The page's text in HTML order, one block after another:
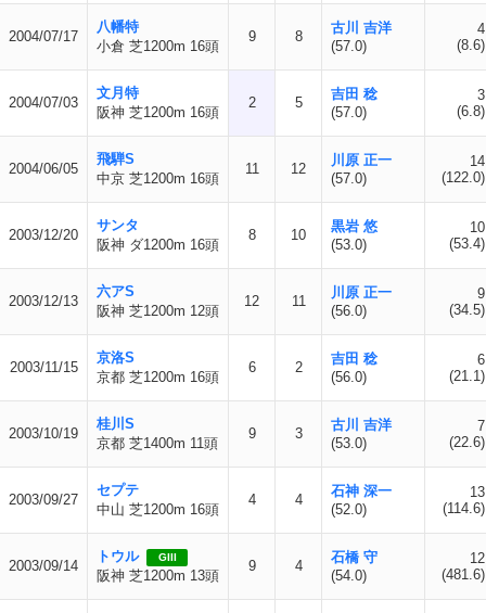
2004/07/17
八幡特
小倉 芝1200m 16頭
9 8
古川 吉洋
(57.0)
4
(8.6)
2004/07/03
文月特
阪神 芝1200m 16頭
2 5
吉田 稔
(57.0)
3
(6.8)
2004/06/05
飛騨S
中京 芝1200m 16頭
11 12
川原 正一
(57.0)
14
(122.0)
2003/12/20
サンタ
阪神 ダ1200m 16頭
8 10
黒岩 悠
(53.0)
10
(53.4)
2003/12/13
六アS
阪神 芝1200m 12頭
12 11
川原 正一
(56.0)
9
(34.5)
2003/11/15
京洛S
京都 芝1200m 16頭
6 2
吉田 稔
(56.0)
6
(21.1)
2003/10/19
桂川S
京都 芝1400m 11頭
9 3
古川 吉洋
(53.0)
7
(22.6)
2003/09/27
セプテ
中山 芝1200m 16頭
4 4
石神 深一
(52.0)
13
(114.6)
2003/09/14
トウル GIII
阪神 芝1200m 13頭
9 4
石橋 守
(54.0)
12
(481.6)